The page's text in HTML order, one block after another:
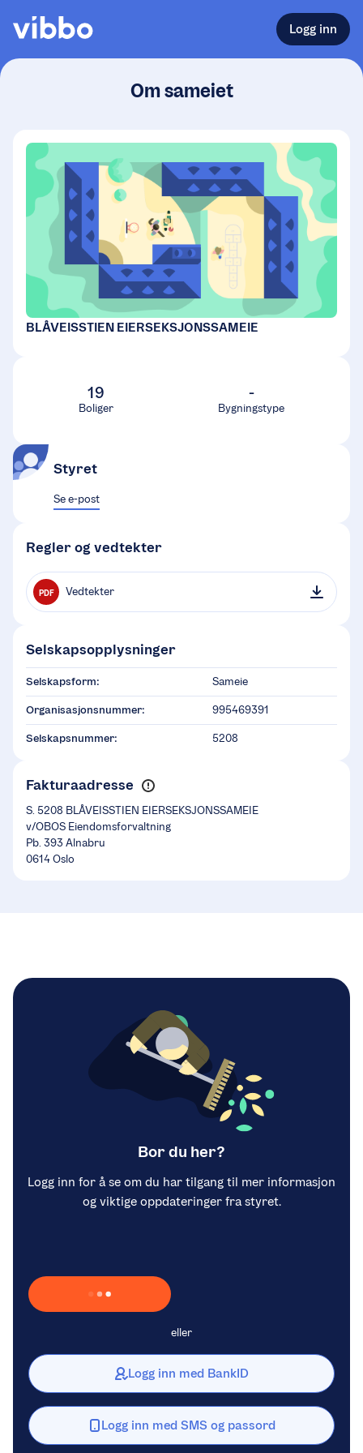
Logg inn
Om sameiet
BLÅVEISSTIEN EIERSEKSJONSSAMEIE
19
Boliger
-
Bygningstype
Styret
Se e-post
Regler og vedtekter
PDF Vedtekter
Selskapsopplysninger
Selskapsform: Sameie
Organisasjonsnummer: 995469391
Selskapsnummer: 5208
Fakturaadresse
S. 5208 BLÅVEISSTIEN EIERSEKSJONSSAMEIE
v/OBOS Eiendomsforvaltning
Pb. 393 Alnabru
0614 Oslo
Bor du her?
Logg inn for å se om du har tilgang til mer informasjon
og viktige oppdateringer fra styret.
Laster inn Vipps …
eller
Logg inn med BankID
Logg inn med SMS og passord